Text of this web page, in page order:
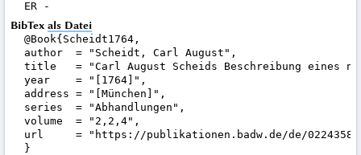
BibTex als Datei
@Book{Scheidt1764,
author  = "Scheidt, Carl August",
title   = "Carl August Scheids Beschreibung eines
year    = "[1764]",
address = "[München]",
series  = "Abhandlungen",
volume  = "2,2,4",
url     = "https://publikationen.badw.de/de/